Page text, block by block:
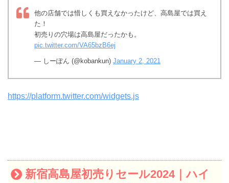
他の店舗では惜しくも買えなかったけど、高島屋では買え
た！
初売りの穴場は高島屋だったかも。
pic.twitter.com/VA65bzB6ej
— しーぽん (@kobankun) January 2, 2021
https://platform.twitter.com/widgets.js
新宿高島屋初売りセール2024｜ハイ